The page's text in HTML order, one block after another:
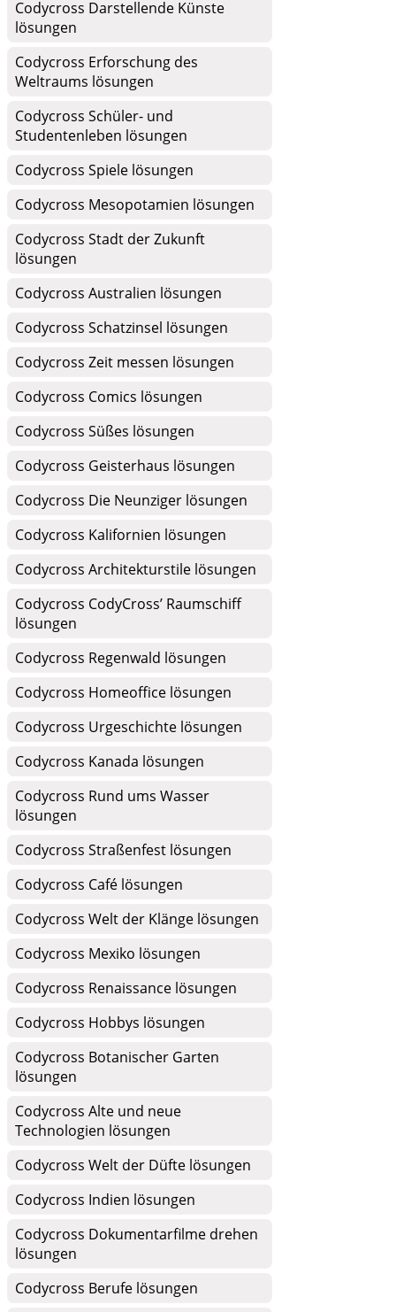
Codycross Darstellende Künste
lösungen
Codycross Erforschung des
Weltraums lösungen
Codycross Schüler- und
Studentenleben lösungen
Codycross Spiele lösungen
Codycross Mesopotamien lösungen
Codycross Stadt der Zukunft
lösungen
Codycross Australien lösungen
Codycross Schatzinsel lösungen
Codycross Zeit messen lösungen
Codycross Comics lösungen
Codycross Süßes lösungen
Codycross Geisterhaus lösungen
Codycross Die Neunziger lösungen
Codycross Kalifornien lösungen
Codycross Architekturstile lösungen
Codycross CodyCross’ Raumschiff
lösungen
Codycross Regenwald lösungen
Codycross Homeoffice lösungen
Codycross Urgeschichte lösungen
Codycross Kanada lösungen
Codycross Rund ums Wasser
lösungen
Codycross Straßenfest lösungen
Codycross Café lösungen
Codycross Welt der Klänge lösungen
Codycross Mexiko lösungen
Codycross Renaissance lösungen
Codycross Hobbys lösungen
Codycross Botanischer Garten
lösungen
Codycross Alte und neue
Technologien lösungen
Codycross Welt der Düfte lösungen
Codycross Indien lösungen
Codycross Dokumentarfilme drehen
lösungen
Codycross Berufe lösungen